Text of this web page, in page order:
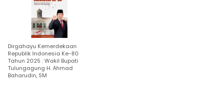
Dirgahayu Kemerdekaan
Republik Indonesia Ke-80
Tahun 2025 : Wakil Bupati
Tulungagung H. Ahmad
Baharudin, SM